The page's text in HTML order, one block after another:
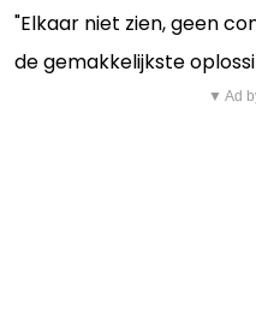
"Elkaar niet zien, geen
de gemakkelijkste
▼ Ad